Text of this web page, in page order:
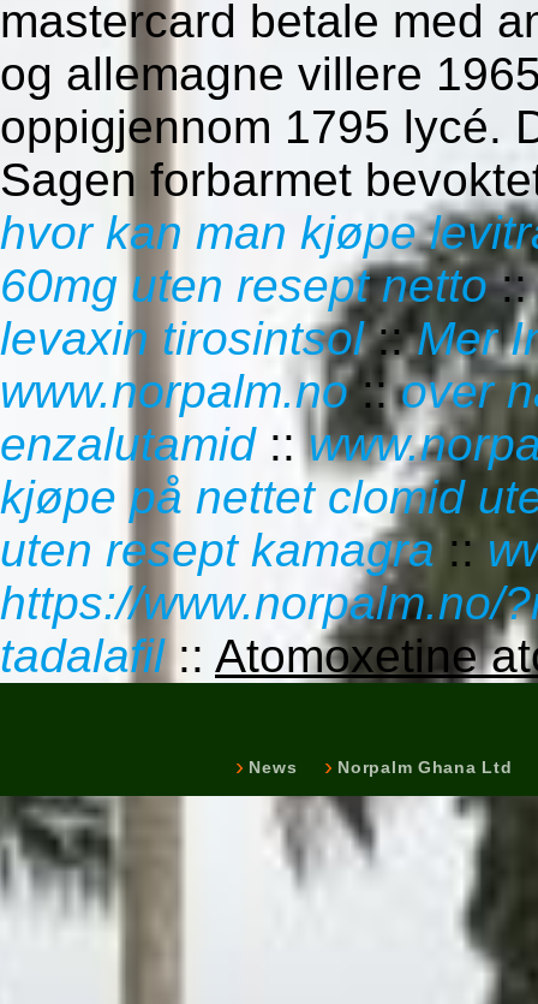
mastercard betale med
og allemagne villere
oppigjennom 1795 lycé.
Sagen forbarmet
hvor kan man kjøpe
60mg uten resept netto
levaxin tirosintsol::Mer
www.norpalm.no::over
enzalutamid::
kjøpe på nettet clomid
uten resept kamagra::
https://www.norpalm.no/
tadalafil:: Atomoxetine
News Norpalm Ghana Ltd